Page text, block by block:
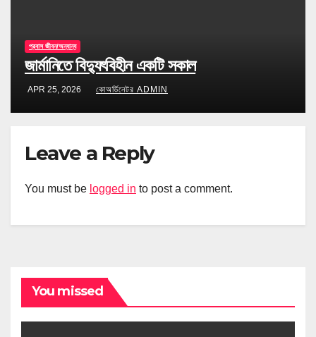
প্রবাস জীবন/অন্যান্য
জার্মানিতে বিদ্যুৎবিহীন একটি সকাল
APR 25, 2026 কোঅর্ডিনেটর ADMIN
Leave a Reply
You must be logged in to post a comment.
You missed